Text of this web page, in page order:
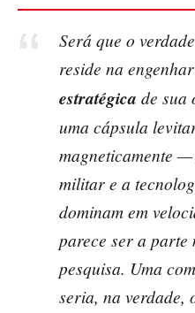
Será que o
reside na
estratégica de sua
uma cápsula
magneticamente
militar e a
dominam em
parece ser a parte
pesquisa. Uma
seria, na verdade,